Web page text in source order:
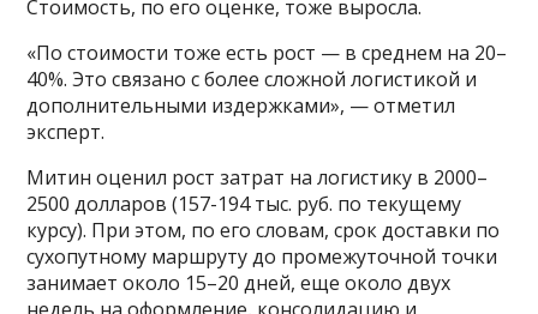
Стоимость, по его оценке, тоже выросла.
«По стоимости тоже есть рост — в среднем на 20–
40%. Это связано с более сложной логистикой и
дополнительными издержками», — отметил
эксперт.
Митин оценил рост затрат на логистику в 2000–
2500 долларов (157-194 тыс. руб. по текущему
курсу). При этом, по его словам, срок доставки по
сухопутному маршруту до промежуточной точки
занимает около 15–20 дней, еще около двух